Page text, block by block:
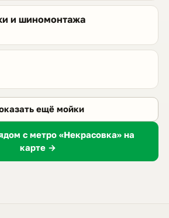
и шиномонтажа
ещё мойки
с метро «Некрасовка» на
карте →